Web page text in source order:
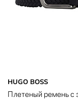
HUGO BOSS
Плетеный ремень